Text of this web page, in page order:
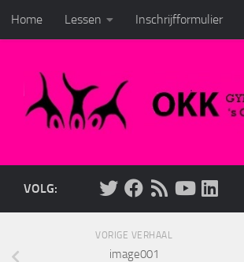
Doorgaan naar inhoud
Home Lessen Inschrijfformulier
VOLG:
VORIGE VERHAAL
image001